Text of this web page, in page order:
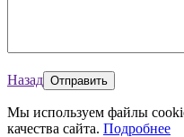
Назад
Мы используем файлы
качества сайта. Подробнее